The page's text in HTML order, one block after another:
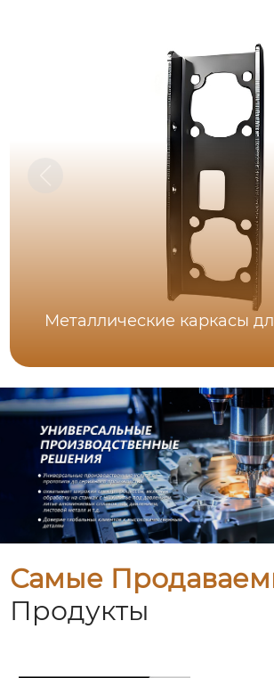
Металлические каркасы
Самые
Продукты